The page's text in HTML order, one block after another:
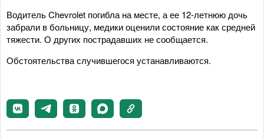
Водитель Chevrolet погибла на месте, а ее 12-летнюю дочь
забрали в больницу, медики оценили состояние как средней
тяжести. О других пострадавших не сообщается.
Обстоятельства случившегося устанавливаются.